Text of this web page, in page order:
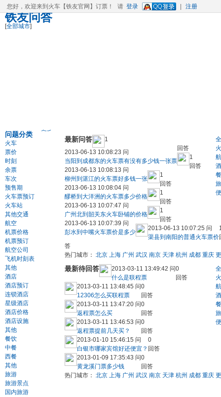
您好，欢迎来到 火车 【铁友官网】 订票 ！ 请 登录 注册
铁友问答
[全部城市]
问题分类
更多>>
火车
票价
时刻
余票
车次
预售期
火车票预订
火车站
其他交通
航空
机票价格
机票预订
航空公司
飞机时刻表
其他
酒店
酒店预订
连锁酒店
星级酒店
酒店价格
酒店设施
其他
餐饮
中餐
西餐
其他
旅游
旅游景点
国内旅游
最新问答
2013-06-13 10:08:23 问
当阳到成都东的火车票有没有多少钱一张票
1
回答
2013-06-13 10:08:13 问
柳州到湛江的火车票好多钱一张
1
回答
2013-06-13 10:08:04 问
醪桥到大洋洲的火车票多少价格
1
回答
2013-06-13 10:07:47 问
广州北到韶关东火车卧铺的价格
1
回答
2013-06-13 10:07:39 问
彭水到中嘴火车票价是多少
1
回答
2013-06-13 10:07:25 问
渠县到南阳的普通火车票价
答
热门城市： 北京 上海 广州 武汉 南京 天津 杭州 成都 重庆
最新待回答
2013-03-11 13:49:42 问
什么是联程票
0
回答
2013-03-11 13:48:45 问
12306怎么买联程票
0
回答
2013-03-11 13:47:20 问
返程票怎么买
0
回答
2013-03-11 13:46:53 问
返程票提前几天买？
0
回答
2013-01-10 15:46:15 问
白银市哪家宾馆好还便宜？
0
回答
2013-01-09 17:35:43 问
黄龙溪门票多少钱
0
回答
热门城市： 北京 上海 广州 武汉 南京 天津 杭州 成都 重庆